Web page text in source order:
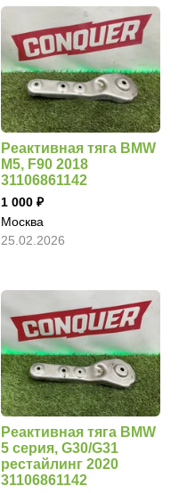
Реактивная тяга BMW
M5, F90 2018
31106861142
1 000
Москва
25.02.2026
Реактивная тяга BMW
5 серия, G30/G31
рестайлинг 2020
31106861142